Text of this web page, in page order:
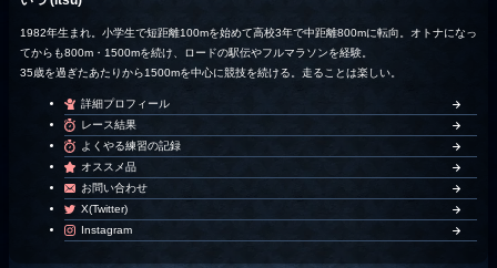
1982年生まれ。小学生で短距離100mを始めて高校3年で中距離800mに転向。オトナになっ
てからも800m・1500mを続け、ロードの駅伝やフルマラソンを経験。
35歳を過ぎたあたりから1500mを中心に競技を続ける。走ることは楽しい。
詳細プロフィール
レース結果
よくやる練習の記録
オススメ品
お問い合わせ
X(Twitter)
Instagram